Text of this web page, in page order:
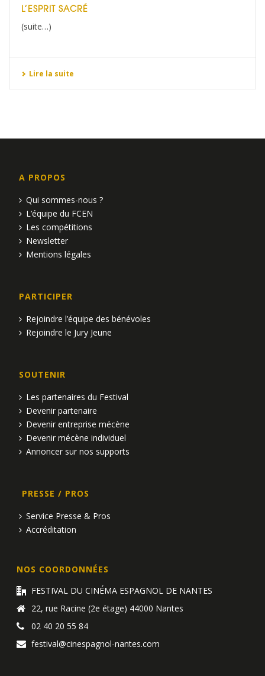
L’ESPRIT SACRÉ
(suite…)
Lire la suite
A PROPOS
Qui sommes-nous ?
L’équipe du FCEN
Les compétitions
Newsletter
Mentions légales
PARTICIPER
Rejoindre l’équipe des bénévoles
Rejoindre le Jury Jeune
SOUTENIR
Les partenaires du Festival
Devenir partenaire
Devenir entreprise mécène
Devenir mécène individuel
Annoncer sur nos supports
PRESSE / PROS
Service Presse & Pros
Accréditation
NOS COORDONNÉES
FESTIVAL DU CINÉMA ESPAGNOL DE NANTES
22, rue Racine (2e étage) 44000 Nantes
02 40 20 55 84
festival@cinespagnol-nantes.com